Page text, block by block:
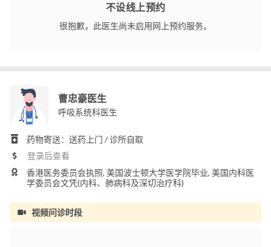
不设线上预约
很抱歉，此医生尚未启用网上预约服务。
曹忠豪医生
呼吸系统科医生
药物寄送：送药上门 / 诊所自取
登录后查看
香港医务委员会执照, 美国波士顿大学医学院毕业, 美国内科医
学委员会文凭(内科、肺病科及深切治疗科)
视频问诊时段